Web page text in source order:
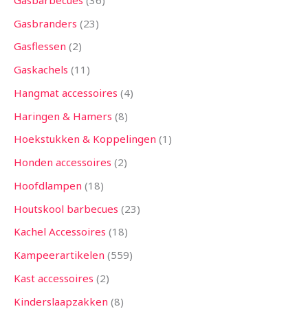
Gasbranders 23
Gasflessen 2
Gaskachels 11
Hangmat accessoires 4
Haringen & Hamers 8
Hoekstukken & Koppelingen 1
Honden accessoires 2
Hoofdlampen 18
Houtskool barbecues 23
Kachel Accessoires 18
Kampeerartikelen 559
Kast accessoires 2
Kinderslaapzakken 8